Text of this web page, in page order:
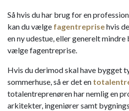
Så hvis du har brug for en
kan du vælge fagentreprisehvis
en ny udestue, eller generelt
vælge fagentreprise.
Hvis du derimod skal have bygget
sommerhuse, så er det en
totalentreprenøren har nemlig en
arkitekter, ingeniører samt